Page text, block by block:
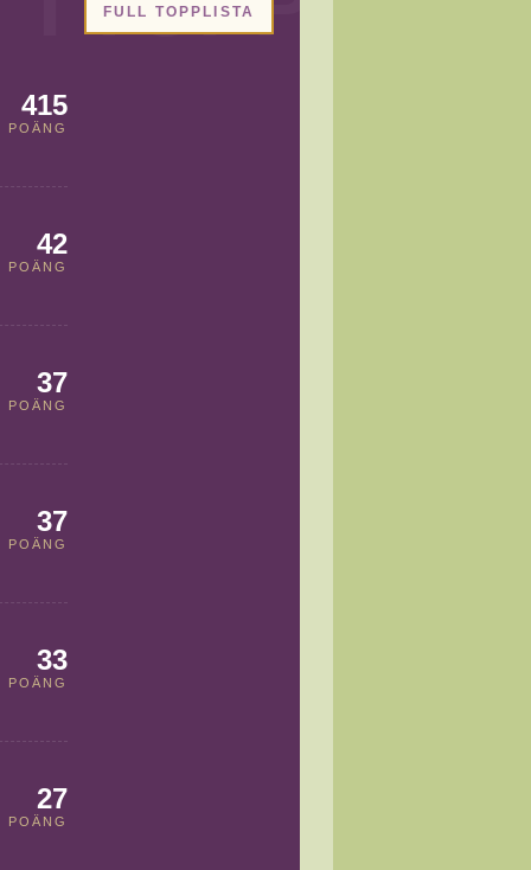
415
POÄNG
42
POÄNG
37
POÄNG
37
POÄNG
33
POÄNG
27
POÄNG
FULL TOPPLISTA